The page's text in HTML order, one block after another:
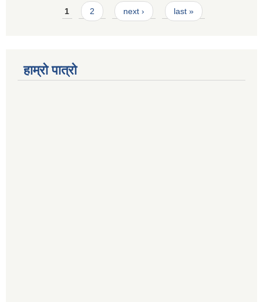
Pages1 2 next › last »
हाम्रो पात्रो